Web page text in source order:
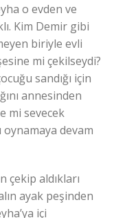
o evden ve
Kim Demir gibi
biriyle evli
mi çekilseydi?
sandığı için
annesinden
mi sevecek
oynamaya devam
çekip aldıkları
ayak peşinden
içi